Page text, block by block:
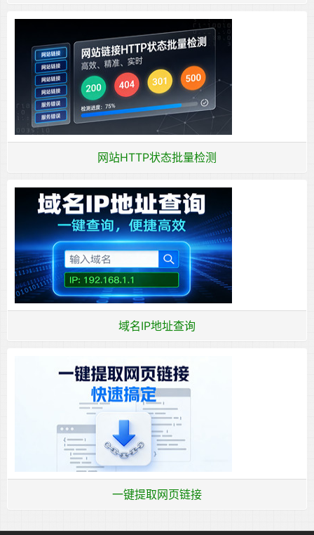
网站HTTP状态批量检测
域名IP地址查询
一键提取网页链接